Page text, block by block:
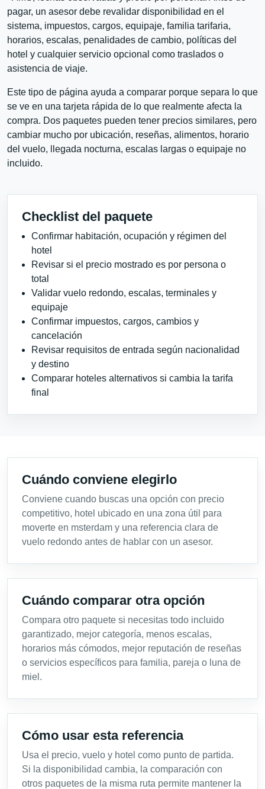
pagar, un asesor debe revalidar disponibilidad en el
sistema, impuestos, cargos, equipaje, familia tarifaria,
horarios, escalas, penalidades de cambio, políticas del
hotel y cualquier servicio opcional como traslados o
asistencia de viaje.
Este tipo de página ayuda a comparar porque separa lo que
se ve en una tarjeta rápida de lo que realmente afecta la
compra. Dos paquetes pueden tener precios similares, pero
cambiar mucho por ubicación, reseñas, alimentos, horario
del vuelo, llegada nocturna, escalas largas o equipaje no
incluido.
Checklist del paquete
Confirmar habitación, ocupación y régimen del
hotel
Revisar si el precio mostrado es por persona o
total
Validar vuelo redondo, escalas, terminales y
equipaje
Confirmar impuestos, cargos, cambios y
cancelación
Revisar requisitos de entrada según nacionalidad
y destino
Comparar hoteles alternativos si cambia la tarifa
final
Cuándo conviene elegirlo
Conviene cuando buscas una opción con precio
competitivo, hotel ubicado en una zona útil para
moverte en msterdam y una referencia clara de
vuelo redondo antes de hablar con un asesor.
Cuándo comparar otra opción
Compara otro paquete si necesitas todo incluido
garantizado, mejor categoría, menos escalas,
horarios más cómodos, mejor reputación de reseñas
o servicios específicos para familia, pareja o luna de
miel.
Cómo usar esta referencia
Usa el precio, vuelo y hotel como punto de partida.
Si la disponibilidad cambia, la comparación con
otros paquetes de la misma ruta permite mantener la